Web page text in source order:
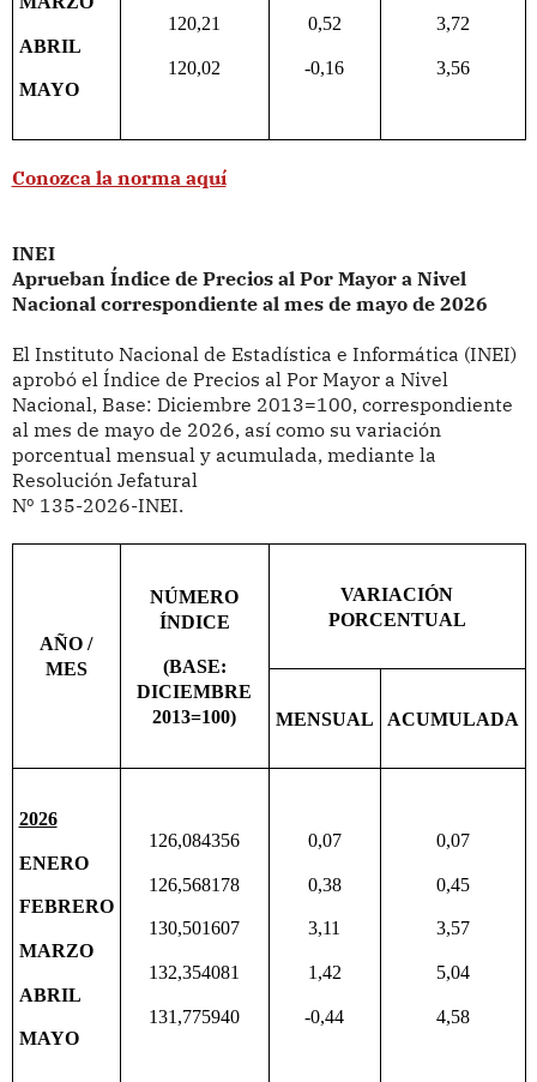
ABRIL
MAYO
120,21
120,02
0,52
-0,16
3,72
3,56
Conozca la norma aquí
INEI
Aprueban Índice de Precios al Por Mayor a Nivel
Nacional correspondiente al mes de mayo de 2026
El Instituto Nacional de Estadística e Informática (INEI)
aprobó el Índice de Precios al Por Mayor a Nivel
Nacional, Base: Diciembre 2013=100, correspondiente
al mes de mayo de 2026, así como su variación
porcentual mensual y acumulada, mediante la
Resolución Jefatural
Nº 135-2026-INEI.
AÑO /
MES
NÚMERO
ÍNDICE
(BASE:
DICIEMBRE
2013=100)
VARIACIÓN
PORCENTUAL
MENSUAL ACUMULADA
2026
ENERO
FEBRERO
MARZO
ABRIL
MAYO
126,084356
126,568178
130,501607
132,354081
131,775940
0,07
0,38
3,11
1,42
-0,44
0,07
0,45
3,57
5,04
4,58